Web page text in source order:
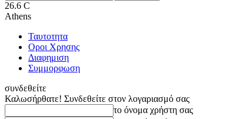
26.6 C
Athens
Ταυτοτητα
Οροι Χρησης
Διαφημιση
Συμμορφωση
συνδεθείτε
Καλωσήρθατε! Συνδεθείτε στον λογαριασμό σας
το όνομα χρήστη σας